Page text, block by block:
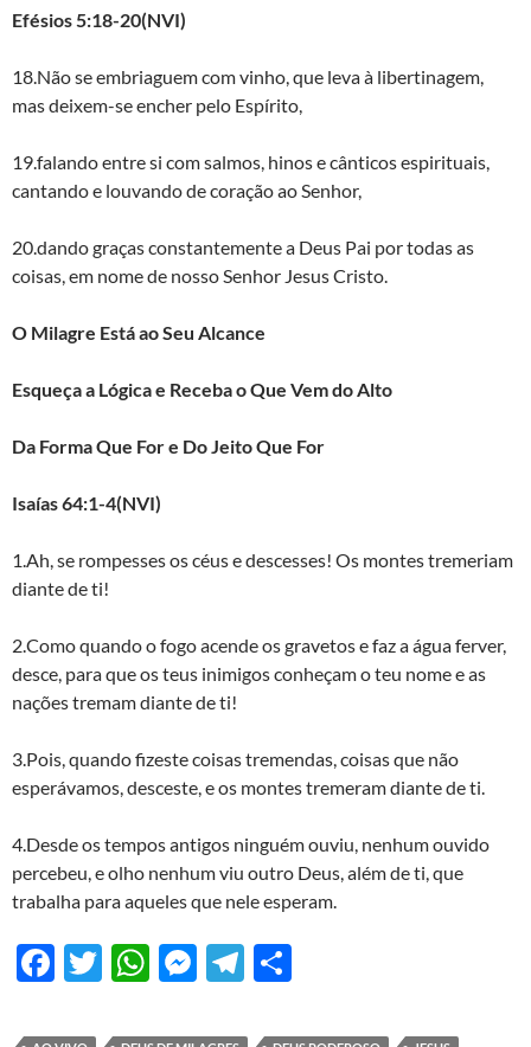
Efésios 5:18-20(NVI)
18.Não se embriaguem com vinho, que leva à libertinagem,
mas deixem-se encher pelo Espírito,
19.falando entre si com salmos, hinos e cânticos espirituais,
cantando e louvando de coração ao Senhor,
20.dando graças constantemente a Deus Pai por todas as
coisas, em nome de nosso Senhor Jesus Cristo.
O Milagre Está ao Seu Alcance
Esqueça a Lógica e Receba o Que Vem do Alto
Da Forma Que For e Do Jeito Que For
Isaías 64:1-4(NVI)
1.Ah, se rompesses os céus e descesses! Os montes tremeriam
diante de ti!
2.Como quando o fogo acende os gravetos e faz a água ferver,
desce, para que os teus inimigos conheçam o teu nome e as
nações tremam diante de ti!
3.Pois, quando fizeste coisas tremendas, coisas que não
esperávamos, desceste, e os montes tremeram diante de ti.
4.Desde os tempos antigos ninguém ouviu, nenhum ouvido
percebeu, e olho nenhum viu outro Deus, além de ti, que
trabalha para aqueles que nele esperam.
F
T
W M T